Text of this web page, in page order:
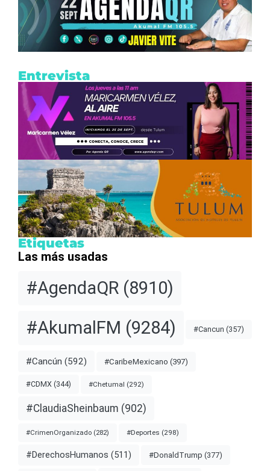
Entrevista
Etiquetas
Las más usadas
#AgendaQR (8910)
#AkumalFM (9284) #Cancun (357)
#Cancún (592) #CaribeMexicano (397)
#CDMX (344) #Chetumal (292)
#ClaudiaSheinbaum (902)
#CrimenOrganizado (282) #Deportes (298)
#DerechosHumanos (511) #DonaldTrump (377)